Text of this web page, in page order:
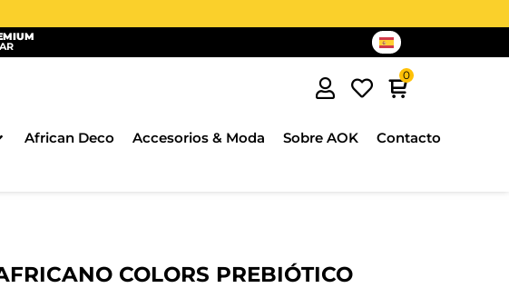
African Deco Accesorios & Moda Sobre AOK
Contacto
COLORS PREBIÓTICO